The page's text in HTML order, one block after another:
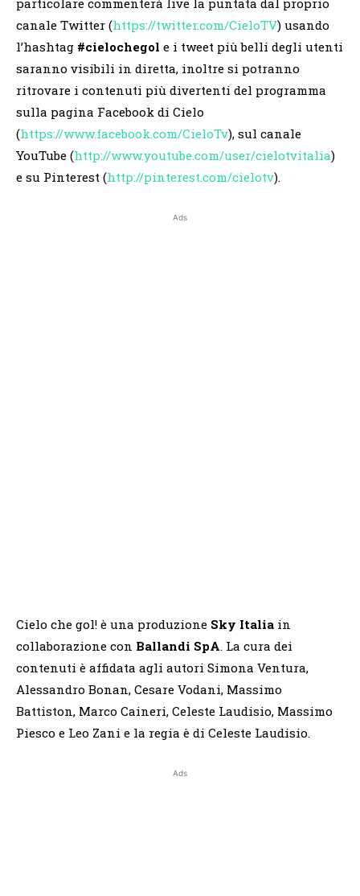
particolare commenterà live la puntata dal proprio
canale Twitter (https://twitter.com/CieloTV) usando
l’hashtag #cielochegol e i tweet più belli degli utenti
saranno visibili in diretta, inoltre si potranno
ritrovare i contenuti più divertenti del programma
sulla pagina Facebook di Cielo
(https://www.facebook.com/CieloTv), sul canale
YouTube (http://www.youtube.com/user/cielotvitalia)
e su Pinterest (http://pinterest.com/cielotv).
Ads
Cielo che gol! è una produzione Sky Italia in
collaborazione con Ballandi SpA. La cura dei
contenuti è affidata agli autori Simona Ventura,
Alessandro Bonan, Cesare Vodani, Massimo
Battiston, Marco Caineri, Celeste Laudisio, Massimo
Piesco e Leo Zani e la regia è di Celeste Laudisio.
Ads